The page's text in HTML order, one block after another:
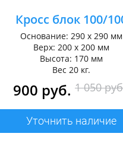
Кросс блок 100/
Основание: 290 х 290 мм
Верх: 200 х 200 мм
Высота: 170 мм
Вес 20 кг.
900 руб. 1 050
Уточнить наличие